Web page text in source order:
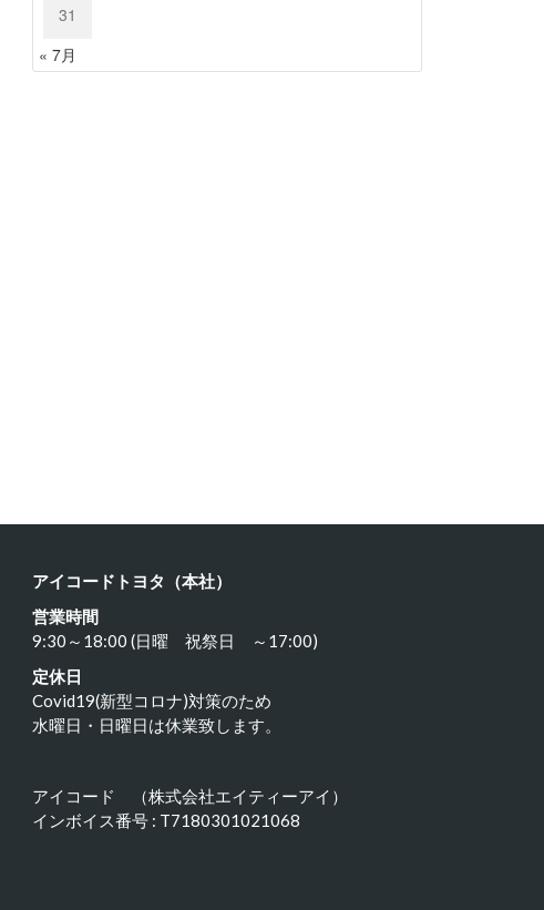
31
« 7月
アイコードトヨタ（本社）
営業時間
9:30～18:00 (日曜 祝祭日 ～17:00)
定休日
Covid19(新型コロナ)対策のため
水曜日・日曜日は休業致します。
アイコード （株式会社エイティーアイ）
インボイス番号 : T7180301021068